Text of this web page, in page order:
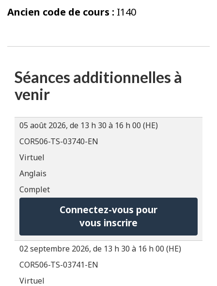
Ancien code de cours : I140
Séances additionnelles à
venir
05 août 2026, de 13 h 30 à 16 h 00 (HE)
COR506-TS-03740-EN
Virtuel
Anglais
Complet
Connectez-vous pour
vous inscrire
02 septembre 2026, de 13 h 30 à 16 h 00 (HE)
COR506-TS-03741-EN
Virtuel